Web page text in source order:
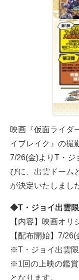
映画『仮面ライダ
イブレイク』の撮
7/26(金)よりT・ジ
びに、出雲ドーム
が決定いたしまし
◆T・ジョイ出雲
【内容】映画オリ
【配布開始】7/26(
※T・ジョイ出雲限
※1回の上映の鑑賞
となります。